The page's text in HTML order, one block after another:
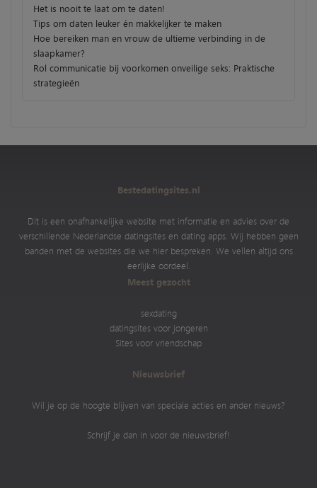
Het is nooit te laat om te daten!
Tips om daten leuker én makkelijker te maken
Hoe bereiken man en vrouw de ultieme verbinding in de
slaapkamer?
Rol communicatie bij voorkomen onveilige seks: Praktische
strategieën
Bestedatingsites.nl
Dit is een onafhankelijke website met informatie en advies over de
verschillende Nederlandse datingsites en dating apps. Wij hebben geen
banden met de websites die we hier bespreken. We vellen altijd ons
eerlijke oordeel.
Meest gezocht
sexdating
datingsites voor jongeren
Sites voor vriendschap
Nieuwsbrief
Wil je op de hoogte blijven van speciale acties en ander nieuws?
Schrijf je dan in voor de nieuwsbrief!